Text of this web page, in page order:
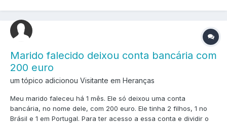
Marido falecido deixou conta bancária com
200 euro
um tópico adicionou Visitante em Heranças
Meu marido faleceu há 1 mês. Ele só deixou uma conta
bancária, no nome dele, com 200 euro. Ele tinha 2 filhos, 1 no
Brásil e 1 em Portugal. Para ter acesso a essa conta e dividir o